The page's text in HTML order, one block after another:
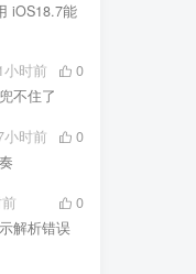
小时前
0
不住了
小时前
0
0
解析错误